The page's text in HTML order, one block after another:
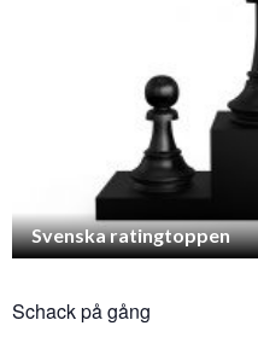
Svenska ratingtoppen
Schack på gång